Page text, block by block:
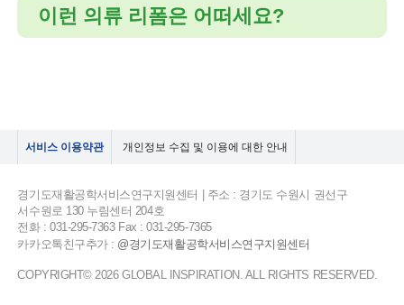
이런 의류 리폼은 어떠세요?
서비스 이용약관 개인정보 수집 및 이용에 대한 안내
경기도재활공학서비스연구지원센터 | 주소 : 경기도 수원시 권선구
서수원로 130 누림센터 204호
전화 : 031-295-7363 Fax : 031-295-7365
카카오톡친구추가 : @경기도재활공학서비스연구지원센터
COPYRIGHT© 2026 GLOBAL INSPIRATION. ALL RIGHTS RESERVED.